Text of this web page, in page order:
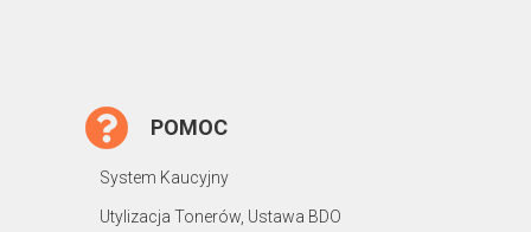
POMOC
System Kaucyjny
Utylizacja Tonerów, Ustawa BDO